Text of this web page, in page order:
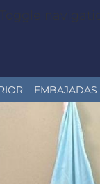
Toggle
EMBAJADAS